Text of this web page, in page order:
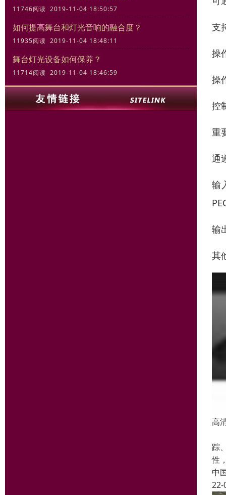
11746阅读 2019-11-04 18:50:57
如何提高舞台和灯光音响的融合度？
11935阅读 2019-11-04 18:48:11
舞台灯光设备如何保养？
11714阅读 2019-11-04 18:46:59
支
操
操
控
重
通
输
输
其
高
踪
性
中
22-